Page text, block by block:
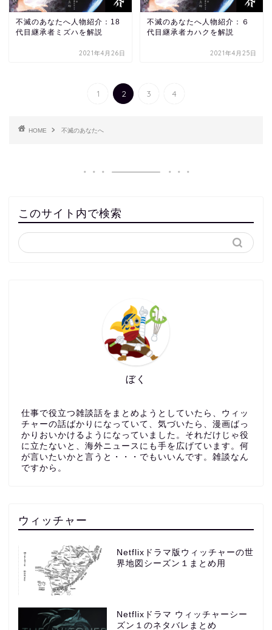
不滅のあなたへ人物紹介：18
代目継承者ミズハを解説
2021年4月26日
不滅のあなたへ人物紹介：６
代目継承者カハクを解説
2021年4月25日
1 2 3 4
HOME 不滅のあなたへ
このサイト内で検索
ぼく
仕事で役立つ雑談話をまとめようとしていたら、ウィッ
チャーの話ばかりになっていて、気づいたら、漫画ばっ
かりおいかけるようになっていました。それだけじゃ役
に立たないと、海外ニュースにも手を広げています。何
が言いたいかと言うと・・・でもいいんです。雑談なん
ですから。
ウィッチャー
Netflixドラマ版ウィッチャーの世
界地図シーズン１まとめ用
Netflixドラマ ウィッチャーシー
ズン１のネタバレまとめ